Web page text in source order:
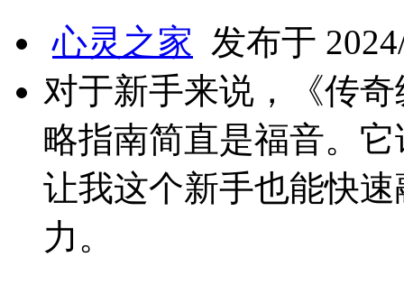
心灵之家 发布于
对于新手来说，《传
略指南简直是福音。
让我这个新手也能快
力。